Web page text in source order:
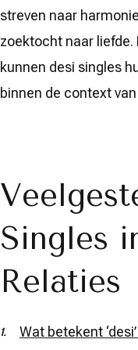
streven naar
zoektocht naar liefde.
kunnen desi singles
binnen de context
Singles
Relaties
Wat betekent